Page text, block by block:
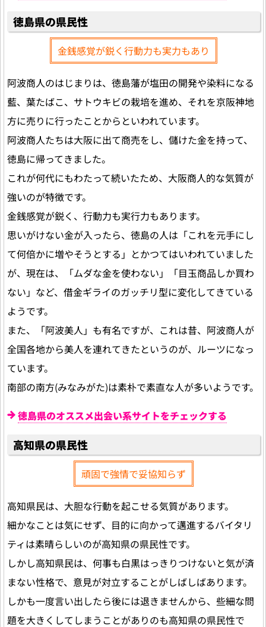
徳島県の県民性
金銭感覚が鋭く行動力も実力もあり
阿波商人のはじまりは、徳島藩が塩田の開発や染料になる
藍、葉たばこ、サトウキビの栽培を進め、それを京阪神地
方に売りに行ったことからといわれています。
阿波商人たちは大阪に出て商売をし、儲けた金を持って、
徳島に帰ってきました。
これが何代にもわたって続いたため、大阪商人的な気質が
強いのが特徴です。
金銭感覚が鋭く、行動力も実行力もあります。
思いがけない金が入ったら、徳島の人は「これを元手にし
て何倍かに増やそうとする」とかつてはいわれていました
が、現在は、「ムダな金を使わない」「目玉商品しか買わ
ない」など、借金ギライのガッチリ型に変化してきている
ようです。
また、「阿波美人」も有名ですが、これは昔、阿波商人が
全国各地から美人を連れてきたというのが、ルーツになっ
ています。
南部の南方(みなみがた)は素朴で素直な人が多いようです。
徳島県のオススメ出会い系サイトをチェックする
高知県の県民性
頑固で強情で妥協知らず
高知県民は、大胆な行動を起こせる気質があります。
細かなことは気にせず、目的に向かって邁進するバイタリ
ティは素晴らしいのが高知県の県民性です。
しかし高知県民は、何事も白黒はっきりつけないと気が済
まない性格で、意見が対立することがしばしばあります。
しかも一度言い出したら後には退きませんから、些細な問
題を大きくしてしまうことがありのも高知県の県民性で